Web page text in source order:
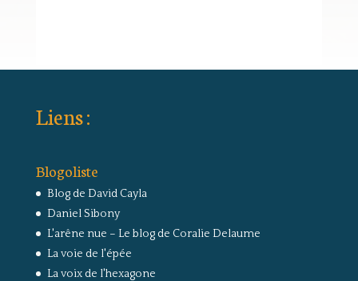
Liens :
Blogoliste
Blog de David Cayla
Daniel Sibony
L'arêne nue – Le blog de Coralie Delaume
La voie de l'épée
La voix de l'hexagone